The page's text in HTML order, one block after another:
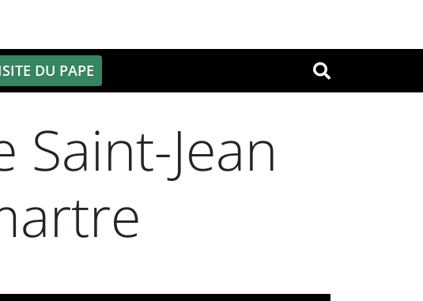
OK
DU PAPE
Saint-Jean